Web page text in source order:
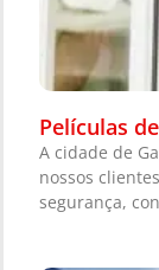
Películas
A cidade de
nossos
segurança,